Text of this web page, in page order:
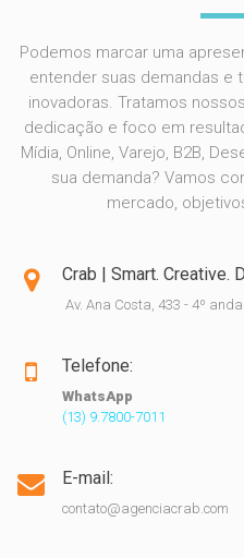
Podemos marcar uma
entender suas demandas e
inovadoras. Tratamos
dedicação e foco em
Mídia, Online, Varejo, B2B,
sua demanda? Vamos
mercado,
Crab | Smart. Creative.
Av. Ana Costa, 433 - 4º
Telefone:
WhatsApp
(13) 9.7800-7011
E-mail:
contato@agenciacrab.com